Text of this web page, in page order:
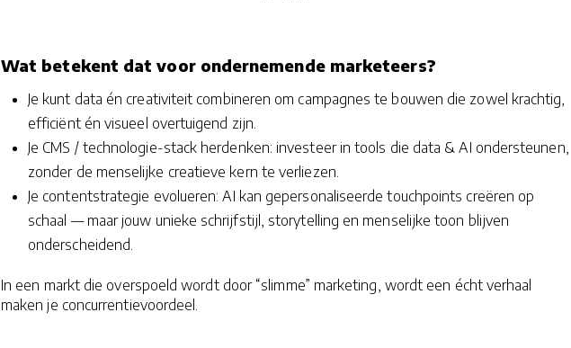
Wat betekent dat voor ondernemende marketeers?
Je kunt data én creativiteit combineren om campagnes te bouwen die zowel krachtig,
efficiënt én visueel overtuigend zijn.
Je CMS / technologie-stack herdenken: investeer in tools die data & AI ondersteunen,
zonder de menselijke creatieve kern te verliezen.
Je contentstrategie evolueren: AI kan gepersonaliseerde touchpoints creëren op
schaal — maar jouw unieke schrijfstijl, storytelling en menselijke toon blijven
onderscheidend.
In een markt die overspoeld wordt door “slimme” marketing, wordt een écht verhaal
maken je concurrentievoordeel.